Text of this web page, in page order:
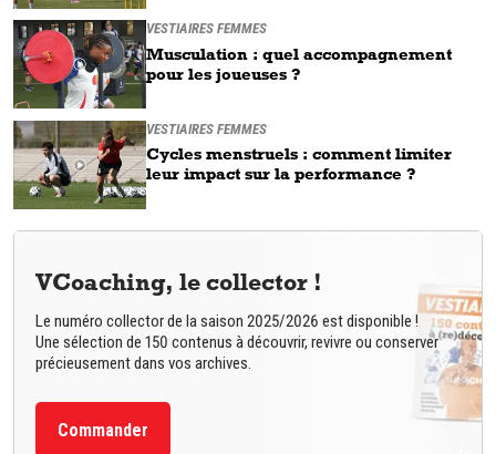
VESTIAIRES FEMMES
Musculation : quel accompagnement
pour les joueuses ?
VESTIAIRES FEMMES
Cycles menstruels : comment limiter
leur impact sur la performance ?
VCoaching, le collector !
Le numéro collector de la saison 2025/2026 est disponible !
Une sélection de 150 contenus à découvrir, revivre ou conserver
précieusement dans vos archives.
Commander